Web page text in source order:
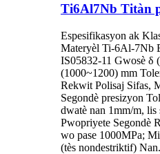
Ti6Al7Nb Titàn
Espesifikasyon ak
Materyèl Ti-6Al-7Nb
IS05832-11 Gwosè δ
(1000~1200) mm
Rekwit Polisaj Sifas,
Segondè presizyon
dwatè nan 1mm/m, lis
Pwopriyete Segondè
wo pase 1000MPa;
(tès nondestriktif)